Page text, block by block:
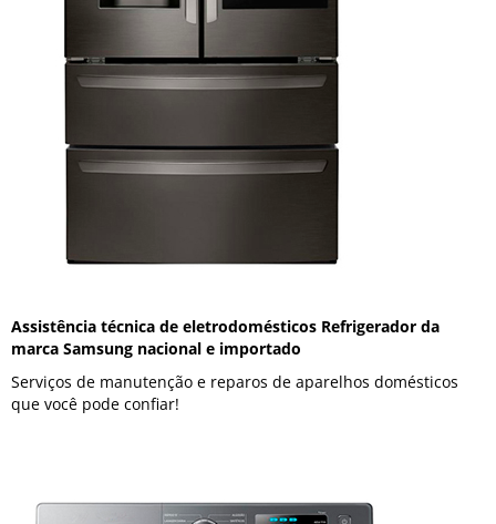
Assistência técnica de eletrodomésticos Refrigerador da
marca Samsung nacional e importado
Serviços de manutenção e reparos de aparelhos domésticos
que você pode confiar!